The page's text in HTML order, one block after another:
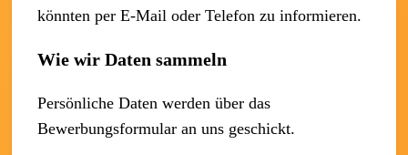
könnten per E-Mail oder Telefon zu informieren.
Wie wir Daten sammeln
Persönliche Daten werden über das
Bewerbungsformular an uns geschickt.